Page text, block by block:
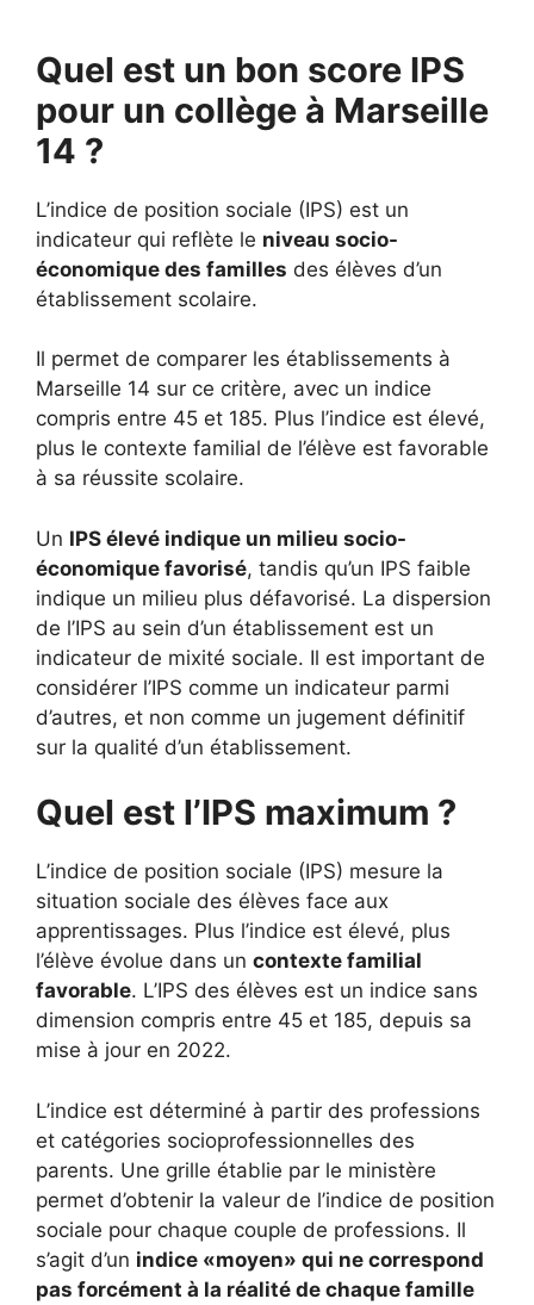
Quel est un bon score IPS
pour un collège à Marseille
14 ?
L’indice de position sociale (IPS) est un
indicateur qui reflète le niveau socio-
économique des familles des élèves d’un
établissement scolaire.
Il permet de comparer les établissements à
Marseille 14 sur ce critère, avec un indice
compris entre 45 et 185. Plus l’indice est élevé,
plus le contexte familial de l’élève est favorable
à sa réussite scolaire.
Un IPS élevé indique un milieu socio-
économique favorisé, tandis qu’un IPS faible
indique un milieu plus défavorisé. La dispersion
de l’IPS au sein d’un établissement est un
indicateur de mixité sociale. Il est important de
considérer l’IPS comme un indicateur parmi
d’autres, et non comme un jugement définitif
sur la qualité d’un établissement.
Quel est l’IPS maximum ?
L’indice de position sociale (IPS) mesure la
situation sociale des élèves face aux
apprentissages. Plus l’indice est élevé, plus
l’élève évolue dans un contexte familial
favorable. L’IPS des élèves est un indice sans
dimension compris entre 45 et 185, depuis sa
mise à jour en 2022.
L’indice est déterminé à partir des professions
et catégories socioprofessionnelles des
parents. Une grille établie par le ministère
permet d’obtenir la valeur de l’indice de position
sociale pour chaque couple de professions. Il
s’agit d’un indice «moyen» qui ne correspond
pas forcément à la réalité de chaque famille